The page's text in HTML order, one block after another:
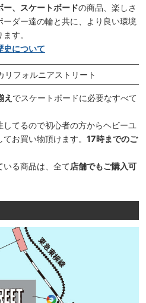
ー、スケートボードの商品、楽しさ
ダー達の輪と共に、より良い環境
す。
史について
リフォルニアストリート
でスケートボードに必要なすべて
てるので初心者の方からヘビーユ
お買い物頂けます。 17時までのご
いる商品は、全て店舗でもご購入可